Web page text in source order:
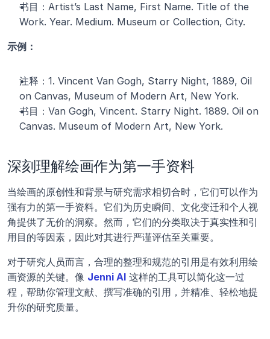
书目：Artist’s Last Name, First Name. Title of the
Work. Year. Medium. Museum or Collection, City.
示例：
注释：1. Vincent Van Gogh, Starry Night, 1889, Oil
on Canvas, Museum of Modern Art, New York.
书目：Van Gogh, Vincent. Starry Night. 1889. Oil on
Canvas. Museum of Modern Art, New York.
深刻理解绘画作为第一手资料
当绘画的原创性和背景与研究需求相切合时，它们可以作为
强有力的第一手资料。它们为历史瞬间、文化变迁和个人视
角提供了无价的洞察。然而，它们的分类取决于真实性和引
用目的等因素，因此对其进行严谨评估至关重要。
对于研究人员而言，合理的整理和规范的引用是有效利用绘
画资源的关键。像 Jenni AI 这样的工具可以简化这一过
程，帮助你管理文献、撰写准确的引用，并精准、轻松地提
升你的研究质量。